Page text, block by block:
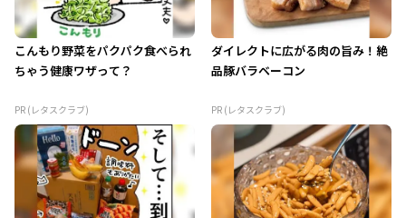
こんもり野菜をパクパク食べられ
ちゃう健康ワザって？
PR (レタスクラブ)
ダイレクトに広がる肉の旨み！絶
品豚バラベーコン
PR (レタスクラブ)